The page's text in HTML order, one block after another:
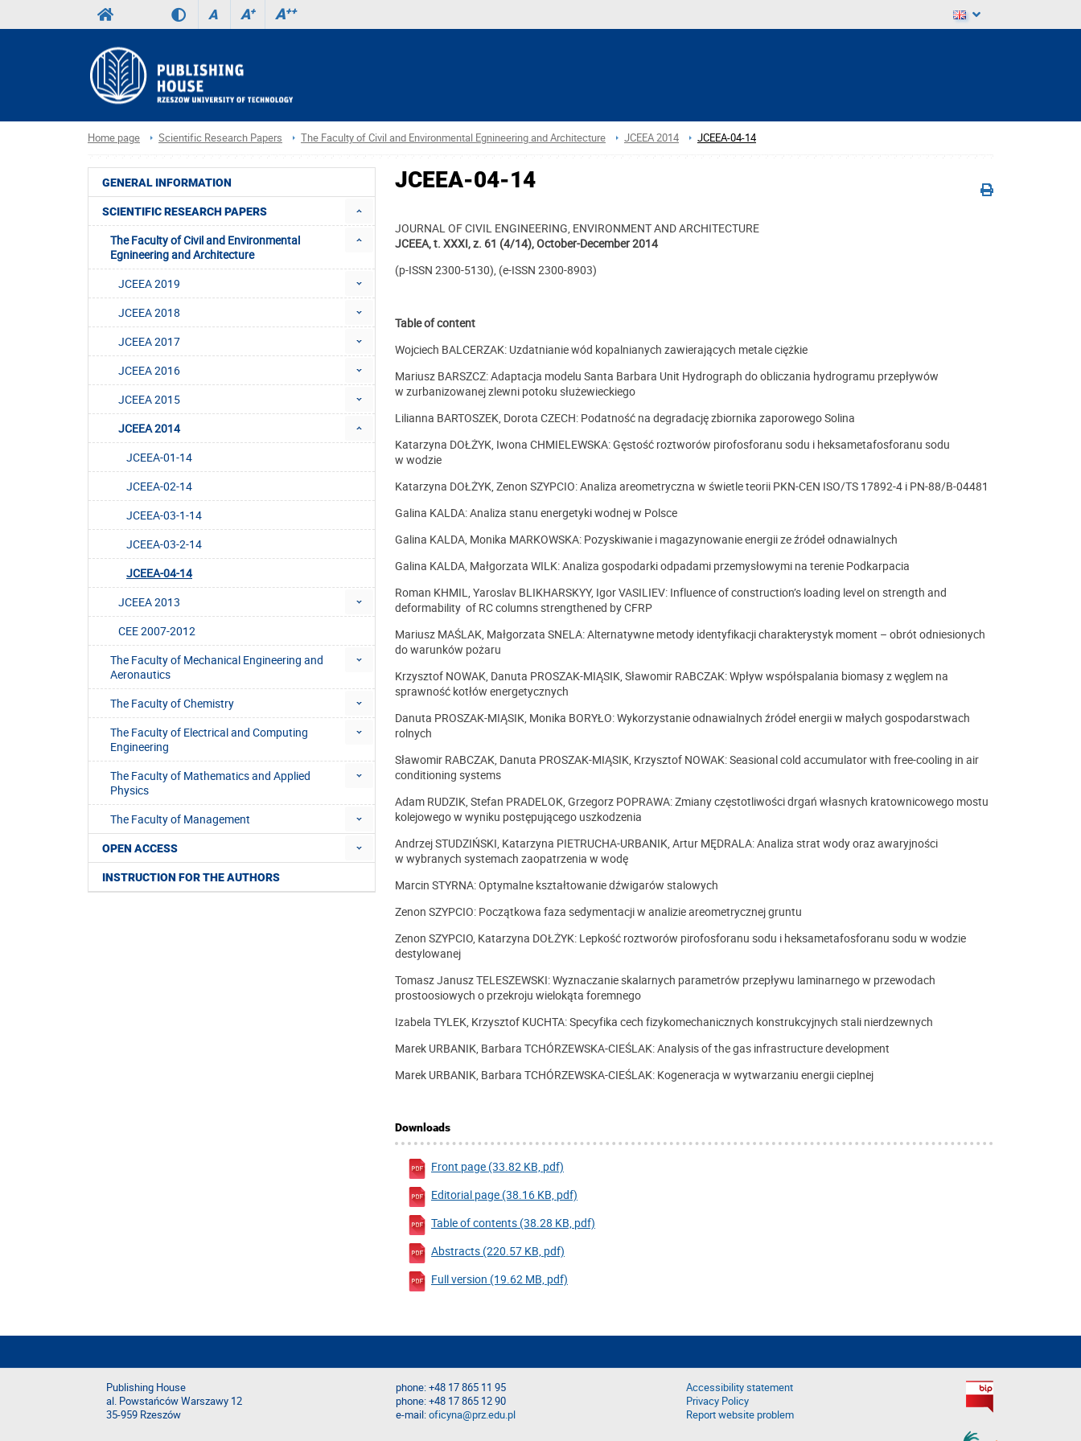
A A+ A++
Home page Scientific Research Papers The Faculty of Civil and Environmental Egnineering and Architecture JCEEA 2014 JCEEA-04-14
GENERAL INFORMATION
SCIENTIFIC RESEARCH PAPERS
The Faculty of Civil and Environmental
Egnineering and Architecture
JCEEA 2019
JCEEA 2018
JCEEA 2017
JCEEA 2016
JCEEA 2015
JCEEA 2014
JCEEA-01-14
JCEEA-02-14
JCEEA-03-1-14
JCEEA-03-2-14
JCEEA-04-14
JCEEA 2013
CEE 2007-2012
The Faculty of Mechanical Engineering and
Aeronautics
The Faculty of Chemistry
The Faculty of Electrical and Computing
Engineering
The Faculty of Mathematics and Applied
Physics
The Faculty of Management
OPEN ACCESS
INSTRUCTION FOR THE AUTHORS
JCEEA-04-14
JOURNAL OF CIVIL ENGINEERING, ENVIRONMENT AND ARCHITECTURE
JCEEA, t. XXXI, z. 61 (4/14), October-December 2014
(p-ISSN 2300-5130), (e-ISSN 2300-8903)
Table of content
Wojciech BALCERZAK: Uzdatnianie wód kopalnianych zawierających metale ciężkie
Mariusz BARSZCZ: Adaptacja modelu Santa Barbara Unit Hydrograph do obliczania hydrogramu przepływów
w zurbanizowanej zlewni potoku służewieckiego
Lilianna BARTOSZEK, Dorota CZECH: Podatność na degradację zbiornika zaporowego Solina
Katarzyna DOŁŻYK, Iwona CHMIELEWSKA: Gęstość roztworów pirofosforanu sodu i heksametafosforanu sodu
w wodzie
Katarzyna DOŁŻYK, Zenon SZYPCIO: Analiza areometryczna w świetle teorii PKN-CEN ISO/TS 17892-4 i PN-88/B-04481
Galina KALDA: Analiza stanu energetyki wodnej w Polsce
Galina KALDA, Monika MARKOWSKA: Pozyskiwanie i magazynowanie energii ze źródeł odnawialnych
Galina KALDA, Małgorzata WILK: Analiza gospodarki odpadami przemysłowymi na terenie Podkarpacia
Roman KHMIL, Yaroslav BLIKHARSKYY, Igor VASILIEV: Influence of construction’s loading level on strength and
deformability of RC columns strengthened by CFRP
Mariusz MAŚLAK, Małgorzata SNELA: Alternatywne metody identyfikacji charakterystyk moment – obrót odniesionych
do warunków pożaru
Krzysztof NOWAK, Danuta PROSZAK-MIĄSIK, Sławomir RABCZAK: Wpływ współspalania biomasy z węglem na
sprawność kotłów energetycznych
Danuta PROSZAK-MIĄSIK, Monika BORYŁO: Wykorzystanie odnawialnych źródeł energii w małych gospodarstwach
rolnych
Sławomir RABCZAK, Danuta PROSZAK-MIĄSIK, Krzysztof NOWAK: Seasional cold accumulator with free-cooling in air
conditioning systems
Adam RUDZIK, Stefan PRADELOK, Grzegorz POPRAWA: Zmiany częstotliwości drgań własnych kratownicowego mostu
kolejowego w wyniku postępującego uszkodzenia
Andrzej STUDZIŃSKI, Katarzyna PIETRUCHA-URBANIK, Artur MĘDRALA: Analiza strat wody oraz awaryjności
w wybranych systemach zaopatrzenia w wodę
Marcin STYRNA: Optymalne kształtowanie dźwigarów stalowych
Zenon SZYPCIO: Początkowa faza sedymentacji w analizie areometrycznej gruntu
Zenon SZYPCIO, Katarzyna DOŁŻYK: Lepkość roztworów pirofosforanu sodu i heksametafosforanu sodu w wodzie
destylowanej
Tomasz Janusz TELESZEWSKI: Wyznaczanie skalarnych parametrów przepływu laminarnego w przewodach
prostoosiowych o przekroju wielokąta foremnego
Izabela TYLEK, Krzysztof KUCHTA: Specyfika cech fizykomechanicznych konstrukcyjnych stali nierdzewnych
Marek URBANIK, Barbara TCHÓRZEWSKA-CIEŚLAK: Analysis of the gas infrastructure development
Marek URBANIK, Barbara TCHÓRZEWSKA-CIEŚLAK: Kogeneracja w wytwarzaniu energii cieplnej
Downloads
Front page (33.82 KB, pdf)
Editorial page (38.16 KB, pdf)
Table of contents (38.28 KB, pdf)
Abstracts (220.57 KB, pdf)
Full version (19.62 MB, pdf)
Publishing House
al. Powstańców Warszawy 12
35-959 Rzeszów
phone: +48 17 865 11 95
phone: +48 17 865 12 90
e-mail:oficyna@prz.edu.pl
Accessibility statement
Privacy Policy
Report website problem